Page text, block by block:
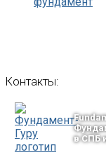
Контакты:
в СПБ